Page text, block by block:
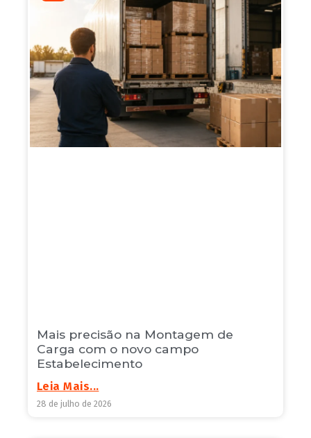
Mais precisão na Montagem de
Carga com o novo campo
Estabelecimento
Leia Mais...
28 de julho de 2026